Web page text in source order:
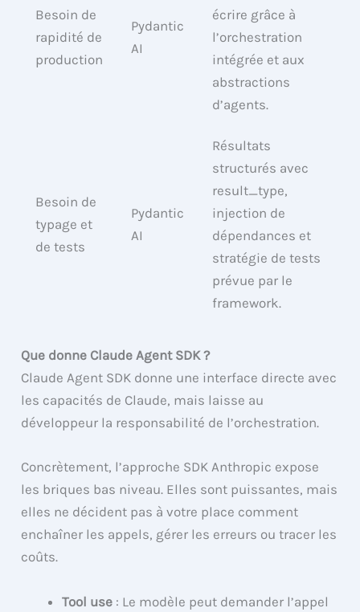
Besoin de
rapidité de
production
Pydantic
AI
écrire grâce à
l’orchestration
intégrée et aux
abstractions
d’agents.
Besoin de
typage et
de tests
Pydantic
AI
Résultats
structurés avec
result_type,
injection de
dépendances et
stratégie de tests
prévue par le
framework.
Que donne Claude Agent SDK ?
Claude Agent SDK donne une interface directe avec
les capacités de Claude, mais laisse au
développeur la responsabilité de l’orchestration.
Concrètement, l’approche SDK Anthropic expose
les briques bas niveau. Elles sont puissantes, mais
elles ne décident pas à votre place comment
enchaîner les appels, gérer les erreurs ou tracer les
coûts.
Tool use : Le modèle peut demander l’appel